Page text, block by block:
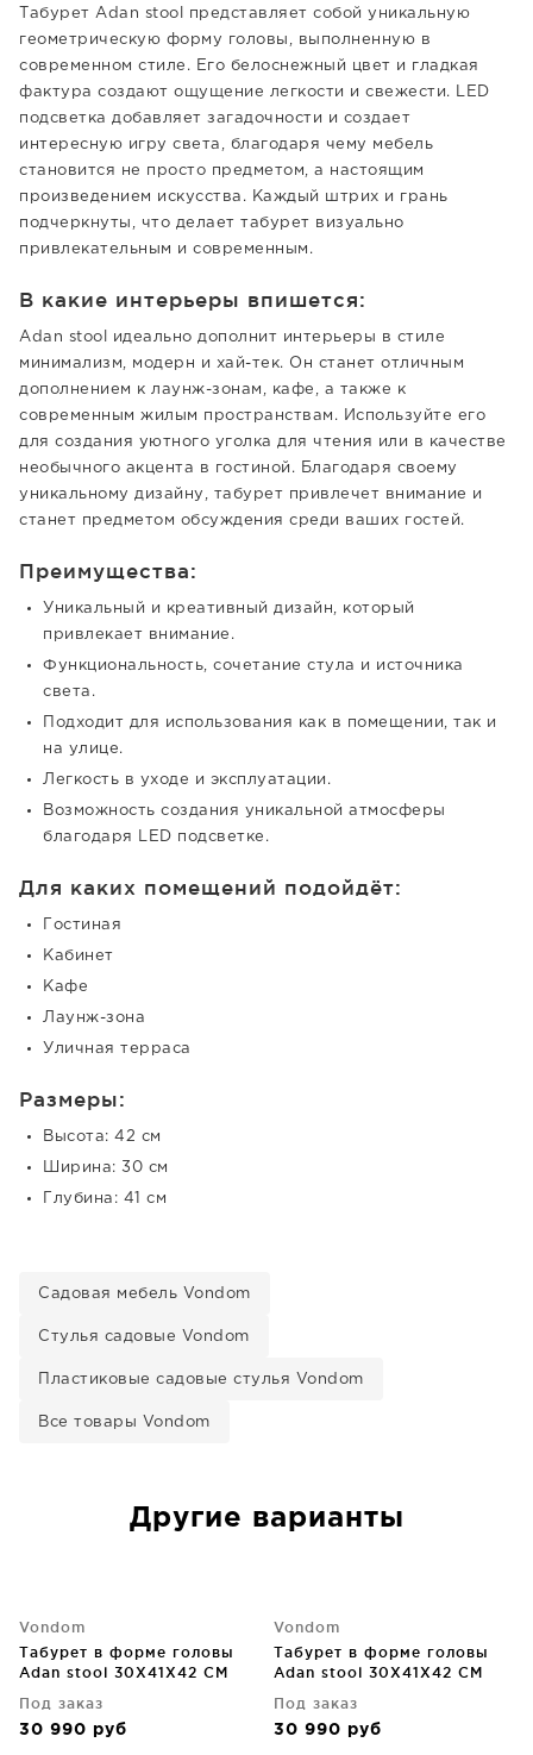
Табурет Adan stool представляет собой уникальную
геометрическую форму головы, выполненную в
современном стиле. Его белоснежный цвет и гладкая
фактура создают ощущение легкости и свежести. LED
подсветка добавляет загадочности и создает
интересную игру света, благодаря чему мебель
становится не просто предметом, а настоящим
произведением искусства. Каждый штрих и грань
подчеркнуты, что делает табурет визуально
привлекательным и современным.
В какие интерьеры впишется:
Adan stool идеально дополнит интерьеры в стиле
минимализм, модерн и хай-тек. Он станет отличным
дополнением к лаунж-зонам, кафе, а также к
современным жилым пространствам. Используйте его
для создания уютного уголка для чтения или в качестве
необычного акцента в гостиной. Благодаря своему
уникальному дизайну, табурет привлечет внимание и
станет предметом обсуждения среди ваших гостей.
Преимущества:
Уникальный и креативный дизайн, который
привлекает внимание.
Функциональность, сочетание стула и источника
света.
Подходит для использования как в помещении, так и
на улице.
Легкость в уходе и эксплуатации.
Возможность создания уникальной атмосферы
благодаря LED подсветке.
Для каких помещений подойдёт:
Гостиная
Кабинет
Кафе
Лаунж-зона
Уличная терраса
Размеры:
Высота: 42 см
Ширина: 30 см
Глубина: 41 см
Садовая мебель Vondom
Стулья садовые Vondom
Пластиковые садовые стулья Vondom
Все товары Vondom
Другие варианты
Vondom
Табурет в форме головы
Adan stool 30X41X42 CM
Под заказ
30 990 руб
Vondom
Табурет в форме головы
Adan stool 30X41X42 CM
Под заказ
30 990 руб